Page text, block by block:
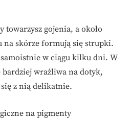
towarzysz gojenia, a około
na skórze formują się strupki.
w ciągu kilku dni. W
bardziej wrażliwa na dotyk,
z nią delikatnie.
na pigmenty